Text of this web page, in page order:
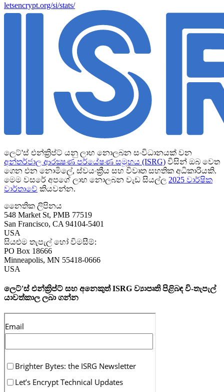
letsencrypt.org/si/stats/
ලෙට්'ස් එන්ක්‍රිප්ට් යනු ලාභ නොලබන සංවිධානයක් වන
අන්තර්ජාල ආරක්‍ෂණ පර්යේෂණ සමූහය (ISRG) විසින් ඔබ වෙත
ගෙන එන නොමිලේ, ස්වයංක්‍රීය සහ විවෘත සහතික අධිකාරියකි.
මෙම වසරේ අපගේ ලාභ නොලබන වැඩ සියල්ල 2025 වාර්ෂික
වාර්තාවේ කියවන්න.
නෛතික ලිපිනය
548 Market St, PMB 77519
San Francisco, CA 94104-5401
USA
සියළුම තැපැල් හෝ විමසීම්:
PO Box 18666
Minneapolis, MN 55418-0666
USA
ලෙට්'ස් එන්ක්‍රිප්ට් සහ අනෙකුත් ISRG ව්‍යාපෘති පිළිබඳ වි-තැපැල්
යාවත්කාල ලබා ගන්න